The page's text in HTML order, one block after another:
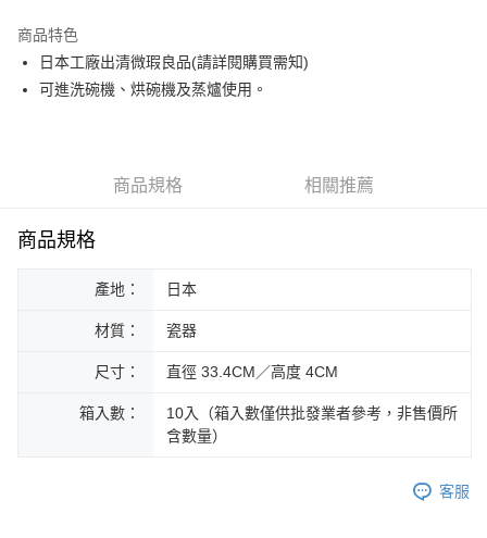
街口支付
悠遊付
運送方式
每筆NT$200，滿NT$1,000(含以上)免運費
黑貓外島宅配
每筆NT$360
商品特色
日本工廠出清微瑕良品(請詳閱購買需知)
可進洗碗機、烘碗機及蒸爐使用。
商品規格 相關推薦
商品規格
產地： 日本
材質： 瓷器
尺寸： 直徑 33.4CM／高度 4CM
箱入數：
10入（箱入數僅供批發業者參考，非售價所
含數量）
客服